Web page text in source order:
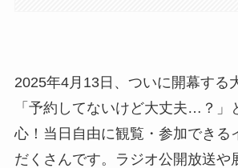
2025年4月13日、ついに開幕する
「予約してないけど大丈夫…？」
心！当日自由に観覧・参加できる
だくさんです。ラジオ公開放送や